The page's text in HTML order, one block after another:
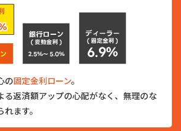
の固定金利ローン。
る返済額アップの心配がなく、無理のな
ます。